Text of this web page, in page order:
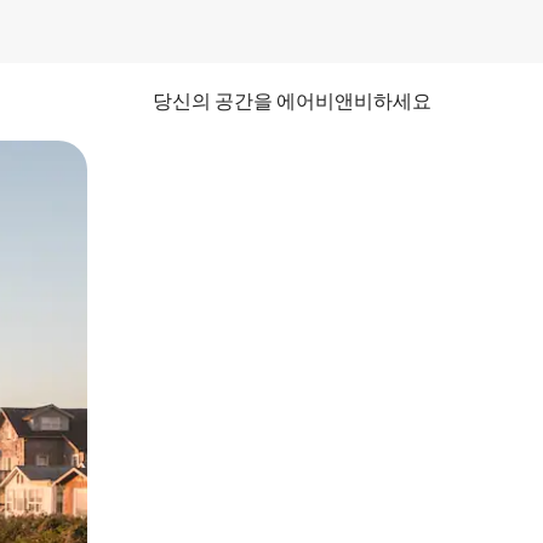
당신의 공간을 에어비앤비하세요